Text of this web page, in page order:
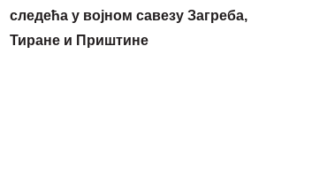
следећа у војном савезу Загреба,
Тиране и Приштине